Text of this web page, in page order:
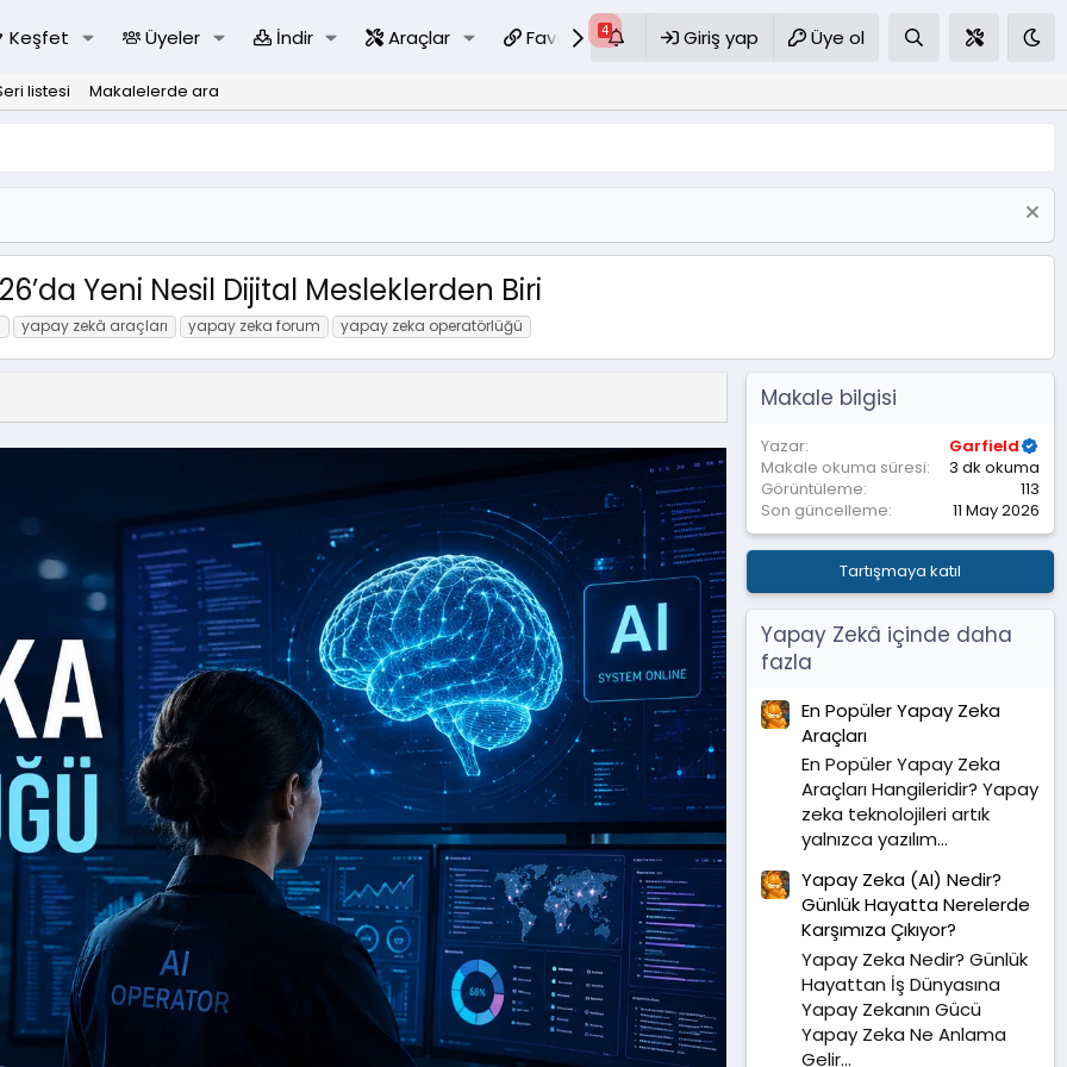
Keşfet Üyeler İndir Araçlar Favoriler S.S.S
Giriş yap Üye ol
listesi Makalelerde ara
Yeni Nesil Dijital Mesleklerden Biri
yapay zekâ araçları yapay zeka forum yapay zeka operatörlüğü
Makale bilgisi
Yazar
Garfield
Makale okuma süresi
3 dk okuma
Görüntüleme
113
Son güncelleme
11 May 2026
Tartışmaya katıl
Yapay Zekâ içinde daha
fazla
En Popüler Yapay Zeka
Araçları
En Popüler Yapay Zeka
Araçları Hangileridir? Yapay
zeka teknolojileri artık
yalnızca yazılım...
Yapay Zeka (AI) Nedir?
Günlük Hayatta Nerelerde
Karşımıza Çıkıyor?
Yapay Zeka Nedir? Günlük
Hayattan İş Dünyasına
Yapay Zekanın Gücü
Yapay Zeka Ne Anlama
Gelir...